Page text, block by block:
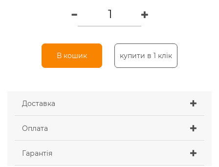
В кошик купити в 1 клік
Доставка
Оплата
Гарантія